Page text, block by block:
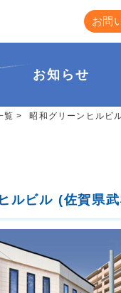
お問
お知らせ
覧 > 昭和グリーンヒルビ
ルビル (佐賀県